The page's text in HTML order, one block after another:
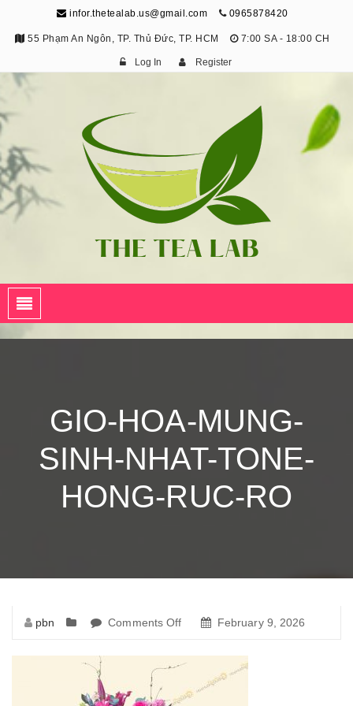
infor.thetealab.us@gmail.com 0965878420
55 Phạm An Ngôn, TP. Thủ Đức, TP. HCM 7:00 SA - 18:00 CH
Log In Register
GIO-HOA-MUNG-
SINH-NHAT-TONE-
HONG-RUC-RO
pbn Comments Off
hoa-
sinh-
February 9, 2026